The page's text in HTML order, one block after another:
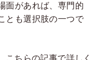
面があれば、専門的
とも選択肢の一つで